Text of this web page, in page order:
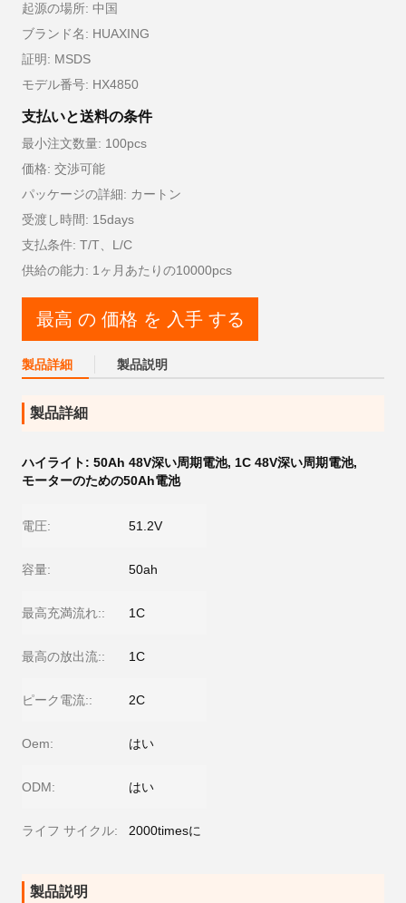
起源の場所: 中国
ブランド名: HUAXING
証明: MSDS
モデル番号: HX4850
支払いと送料の条件
最小注文数量: 100pcs
価格: 交渉可能
パッケージの詳細: カートン
受渡し時間: 15days
支払条件: T/T、L/C
供給の能力: 1ヶ月あたりの10000pcs
最高 の 価格 を 入手 する
製品詳細 製品説明
製品詳細
ハイライト: 50Ah 48V深い周期電池, 1C 48V深い周期電池,
モーターのための50Ah電池
電圧: 51.2V
容量: 50ah
最高充満流れ:: 1C
最高の放出流:: 1C
ピーク電流:: 2C
Oem: はい
ODM: はい
ライフ サイクル: 2000timesに
製品説明